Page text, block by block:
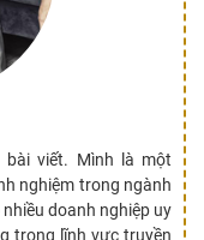
viết. Mình là một
nghiệm trong ngành
doanh nghiệp uy
trong lĩnh vực truyền